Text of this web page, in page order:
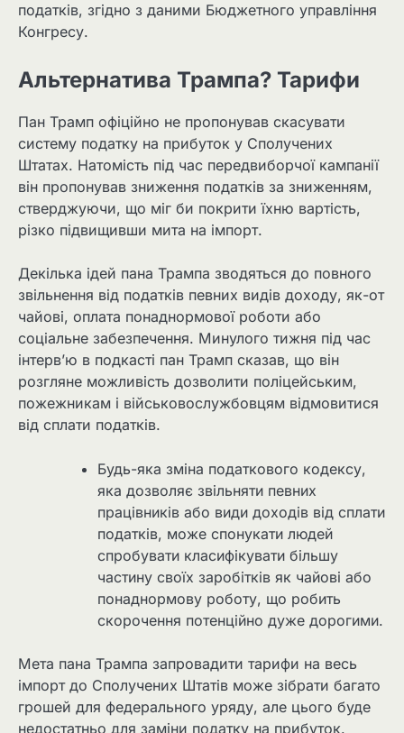
податків, згідно з даними Бюджетного управління
Конгресу.
Альтернатива Трампа? Тарифи
Пан Трамп офіційно не пропонував скасувати
систему податку на прибуток у Сполучених
Штатах. Натомість під час передвиборчої кампанії
він пропонував зниження податків за зниженням,
стверджуючи, що міг би покрити їхню вартість,
різко підвищивши мита на імпорт.
Декілька ідей пана Трампа зводяться до повного
звільнення від податків певних видів доходу, як-от
чайові, оплата понаднормової роботи або
соціальне забезпечення. Минулого тижня під час
інтерв’ю в подкасті пан Трамп сказав, що він
розгляне можливість дозволити поліцейським,
пожежникам і військовослужбовцям відмовитися
від сплати податків.
Будь-яка зміна податкового кодексу,
яка дозволяє звільняти певних
працівників або види доходів від сплати
податків, може спонукати людей
спробувати класифікувати більшу
частину своїх заробітків як чайові або
понаднормову роботу, що робить
скорочення потенційно дуже дорогими.
Мета пана Трампа запровадити тарифи на весь
імпорт до Сполучених Штатів може зібрати багато
грошей для федерального уряду, але цього буде
недостатньо для заміни податку на прибуток.